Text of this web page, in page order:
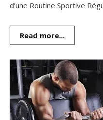
d’une Routine Sportive
Read more...